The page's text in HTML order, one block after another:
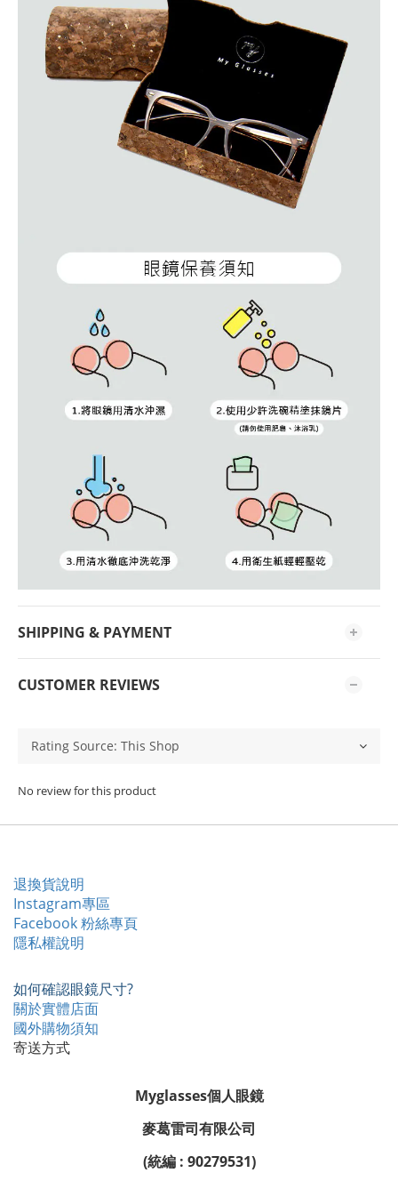
SHIPPING & PAYMENT
CUSTOMER REVIEWS
No review for this product
退換貨說明
Instagram專區
Facebook 粉絲專頁
隱私權說明
如何確認眼鏡尺寸?
關於實體店面
國外購物須知
寄送方式
Myglasses個人眼鏡
麥葛雷司有限公司
(統編 : 90279531)